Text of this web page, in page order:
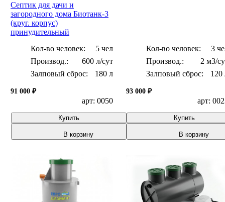
Септик для дачи и
загородного дома Биотанк-3
(круг. корпус)
принудительный
Кол-во человек:
5 чел
600 л/сут
Залповый сброс:
180 л
91 000 ₽
арт: 0050
Купить
В корзину
Кол-во человек:
3
2 м3/
Залповый сброс:
120
93 000 ₽
арт:
Купить
В корзину